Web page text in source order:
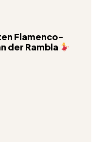
Flamenco-
der Rambla